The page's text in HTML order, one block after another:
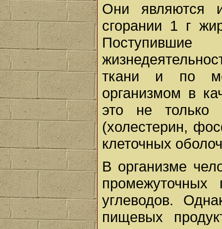
Они являются
сгорании 1 г
ткани и по
организмом в
это не только
(холестерин,
клеточных
В организме
промежуточных
углеводов.
пищевых